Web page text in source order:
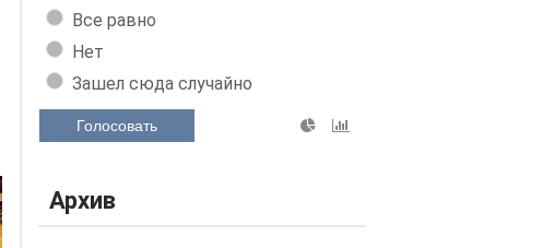
Все равно
Нет
Зашел сюда случайно
Голосовать
Архив